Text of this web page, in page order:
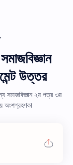
উত্তর
সমাজবিজ্ঞান ২য় পত্র ৩য়
অংশগ্রহণকা